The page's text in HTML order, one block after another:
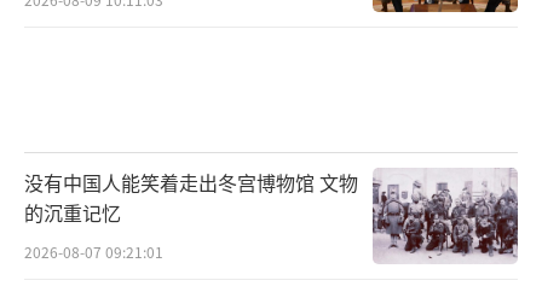
没有中国人能笑着走出冬宫博物馆 文物
的沉重记忆
2026-08-07 09:21:01